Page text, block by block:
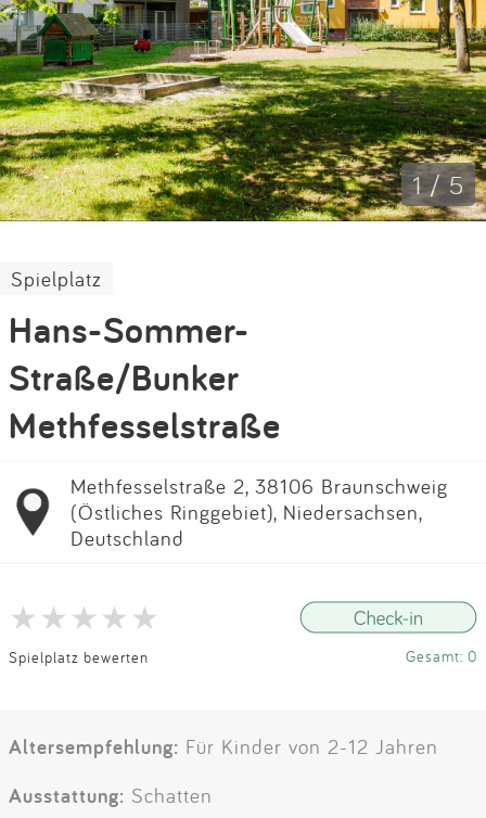
Kontakt
Impressum
Anmelden 1 / 5
Spielplatz
Hans-Sommer-
Straße/Bunker
Methfesselstraße
Methfesselstraße 2, 38106 Braunschweig
(Östliches Ringgebiet), Niedersachsen,
Deutschland
Spielplatz bewerten Gesamt: 0
Altersempfehlung: Für Kinder von 2-12 Jahren
Ausstattung: Schatten